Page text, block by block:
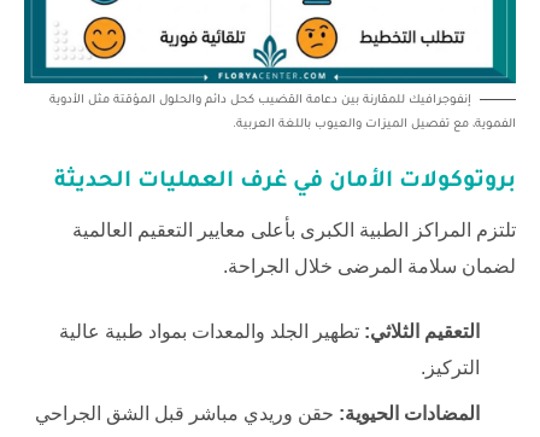
إنفوجرافيك للمقارنة بين دعامة القضيب كحل دائم والحلول المؤقتة مثل الأدوية
الفموية، مع تفصيل الميزات والعيوب باللغة العربية.
بروتوكولات الأمان في غرف العمليات الحديثة
تلتزم المراكز الطبية الكبرى بأعلى معايير التعقيم العالمية
لضمان سلامة المرضى خلال الجراحة.
التعقيم الثلاثي: تطهير الجلد والمعدات بمواد طبية عالية
التركيز.
المضادات الحيوية: حقن وريدي مباشر قبل الشق الجراحي